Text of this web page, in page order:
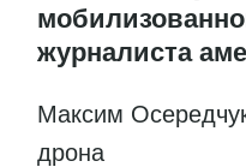
журналиста
Максим
дрона